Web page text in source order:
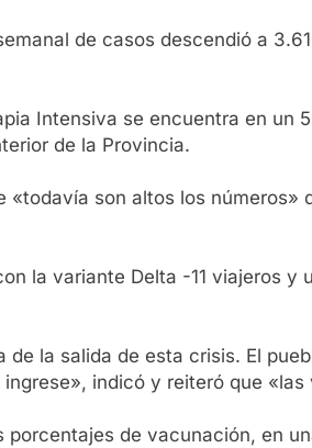
de casos descendió a
Intensiva se encuentra en
de la Provincia.
son altos los
la variante Delta -11 viajeros
la salida de esta crisis. El
indicó y reiteró que
de vacunación, en